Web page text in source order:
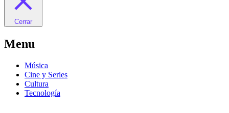
Cerrar
Menu
Música
Cine y Series
Cultura
Tecnología